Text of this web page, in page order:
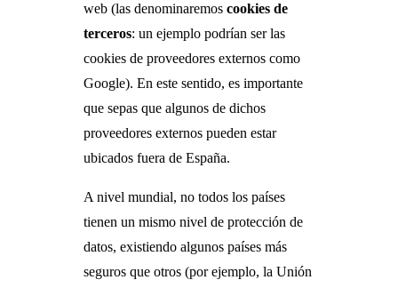
web (las denominaremoscookies de
terceros: un ejemplo podrían ser las
cookies de proveedores externos como
Google). En este sentido, es importante
que sepas que algunos de dichos
proveedores externos pueden estar
ubicados fuera de España.
A nivel mundial, no todos los países
tienen un mismo nivel de protección de
datos, existiendo algunos países más
seguros que otros (por ejemplo, la Unión